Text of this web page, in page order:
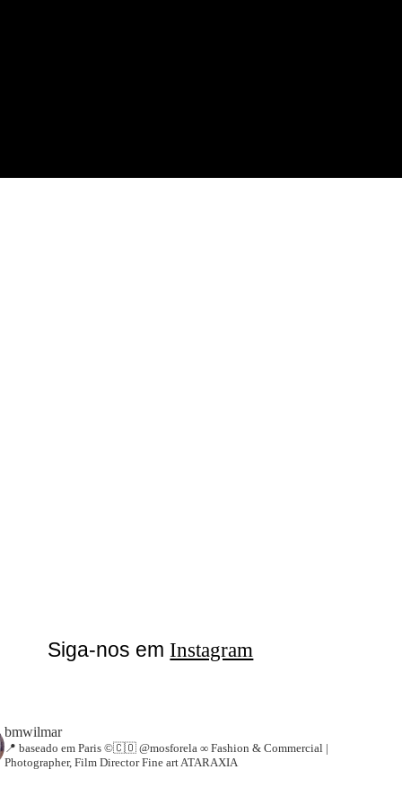
Siga-nos emInstagram
bmwilmar
📍 baseado em Paris ©🇨🇴 @mosforela ∞Fashion & Commercial |
Photographer, Film Director Fine art ATARAXIA